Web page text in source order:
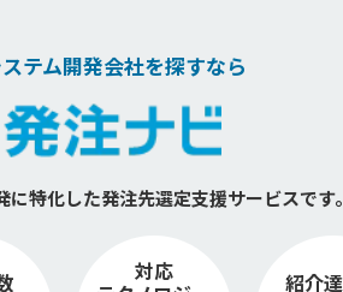
テム開発会社を探すなら
に特化した発注先選定支援サービスです
対応 紹介